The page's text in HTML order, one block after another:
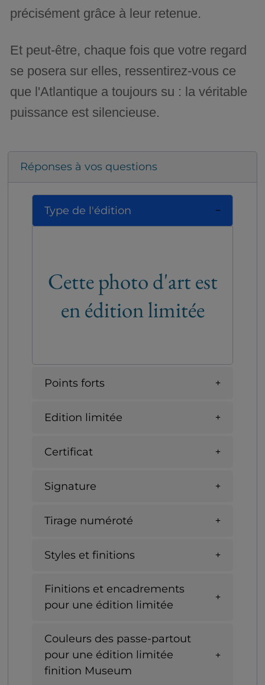
précisément grâce à leur retenue.
Et peut-être, chaque fois que votre regard
se posera sur elles, ressentirez-vous ce
que l'Atlantique a toujours su : la véritable
puissance est silencieuse.
Réponses à vos questions
Type de l'édition
Cette photo d'art est
en édition limitée
Points forts
Edition limitée
Certificat
Signature
Tirage numéroté
Styles et finitions
Finitions et encadrements
pour une édition limitée
Couleurs des passe-partout
pour une édition limitée
finition Museum